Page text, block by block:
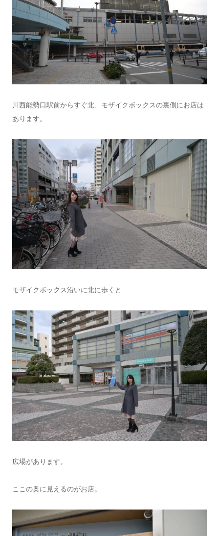
川西能勢口駅前からすぐ北、モザイクボックスの裏側にお店は
あります。
モザイクボックス沿いに北に歩くと
広場があります。
ここの奥に見えるのがお店。